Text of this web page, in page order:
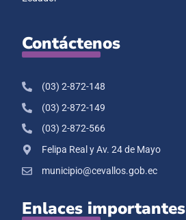
Contáctenos
(03) 2-872-148
(03) 2-872-149
(03) 2-872-566
Felipa Real y Av. 24 de Mayo
municipio@cevallos.gob.ec
Enlaces importantes